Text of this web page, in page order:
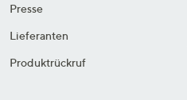
Presse
Lieferanten
Produktrückruf